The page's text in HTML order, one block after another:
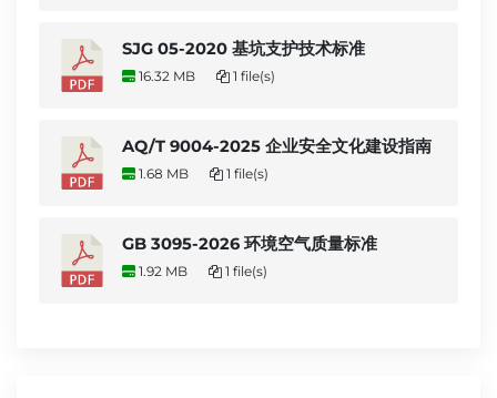
SJG 05-2020 基坑支护技术标准
16.32 MB 1 file(s)
AQ/T 9004-2025 企业安全文化建设指南
1.68 MB 1 file(s)
GB 3095-2026 环境空气质量标准
1.92 MB 1 file(s)